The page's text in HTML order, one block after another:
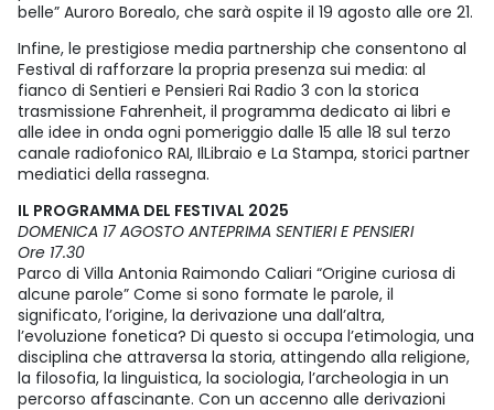
belle” Auroro Borealo, che sarà ospite il 19 agosto alle ore 21.
Infine, le prestigiose media partnership che consentono al
Festival di rafforzare la propria presenza sui media: al
fianco di Sentieri e Pensieri Rai Radio 3 con la storica
trasmissione Fahrenheit, il programma dedicato ai libri e
alle idee in onda ogni pomeriggio dalle 15 alle 18 sul terzo
canale radiofonico RAI, IlLibraio e La Stampa, storici partner
mediatici della rassegna.
IL PROGRAMMA DEL FESTIVAL 2025
DOMENICA 17 AGOSTO ANTEPRIMA SENTIERI E PENSIERI
Ore 17.30
Parco di Villa Antonia Raimondo Caliari “Origine curiosa di
alcune parole” Come si sono formate le parole, il
significato, l’origine, la derivazione una dall’altra,
l’evoluzione fonetica? Di questo si occupa l’etimologia, una
disciplina che attraversa la storia, attingendo alla religione,
la filosofia, la linguistica, la sociologia, l’archeologia in un
percorso affascinante. Con un accenno alle derivazioni